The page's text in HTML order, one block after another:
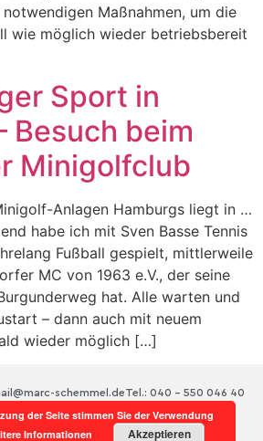
Maßnahmen, um die
wie möglich wieder betriebsbereit
Sport in
Besuch beim
Minigolfclub
Anlagen Hamburgs liegt in …
habe ich mit Sven Basse Tennis
Fußball gespielt, mittlerweile
MC von 1963 e.V., der seine
hat. Alle warten und
– dann auch mit neuem
wieder möglich […]
Tel.: 040 – 550 046 40
schemmel.de
der Seite stimmen Sie der Verwendung
Informationen Akzeptieren